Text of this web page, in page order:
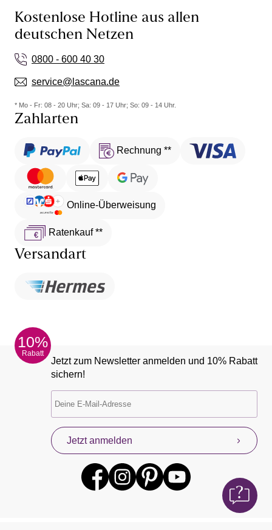
Kostenlose Hotline aus allen
deutschen Netzen
0800 - 600 40 30
service@lascana.de
* Mo - Fr: 08 - 20 Uhr; Sa: 09 - 17 Uhr; So: 09 - 14 Uhr.
Zahlarten
Rechnung **
Online-Überweisung
Ratenkauf **
Versandart
10%
Rabatt
Jetzt zum Newsletter anmelden und 10% Rabatt
sichern!
Jetzt anmelden